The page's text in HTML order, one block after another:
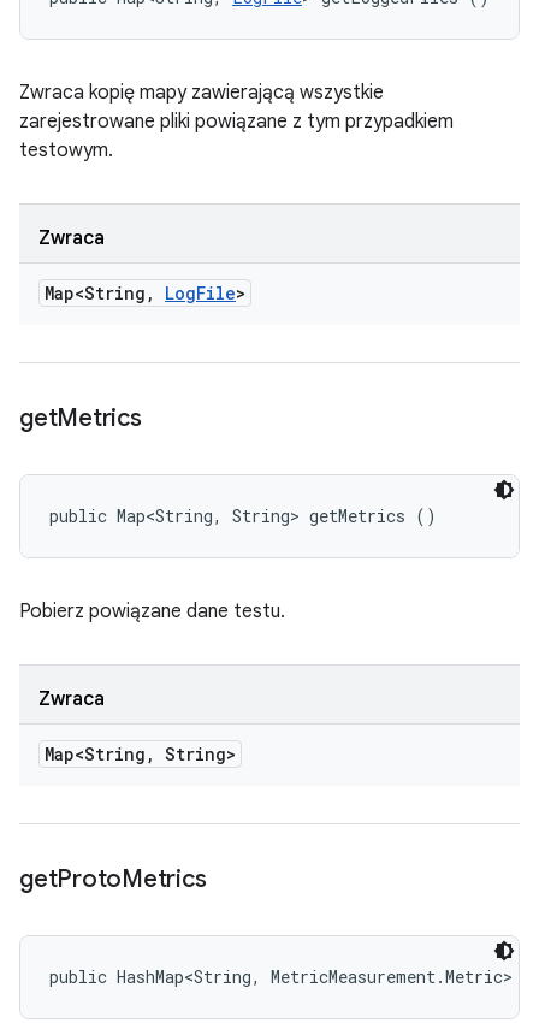
Zwraca kopię mapy zawierającą wszystkie
zarejestrowane pliki powiązane z tym przypadkiem
testowym.
Zwraca
Map<String , LogFile>
getMetrics
public Map<String, String> getMetrics ()
Pobierz powiązane dane testu.
Zwraca
Map<String , String>
getProtoMetrics
public HashMap<String, MetricMeasurement.Metric>